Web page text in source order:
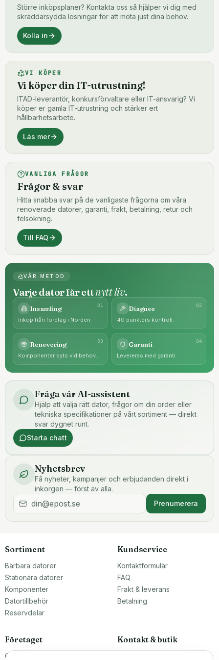
Större inköpsplaner? Kontakta oss så hjälper vi dig med
skräddarsydda lösningar för att möta just dina behov.
Kolla in
VI KÖPER
Vi köper din IT-utrustning!
ITAD-leverantör, konkursförvaltare eller IT-ansvarig? Vi
köper er gamla IT-utrustning och stärker ert
hållbarhetsarbete.
Läs mer
VANLIGA FRÅGOR
Frågor & svar
Hitta snabba svar på de vanligaste frågorna om våra
renoverade datorer, garanti, frakt, betalning, retur och
felsökning.
Till FAQ
VÅR METOD
Varje dator får ettnytt liv.
01
Insamling
Inköp från företag i Norden.
02
Diagnos
40 punkters kontroll.
03
Renovering
Komponenter byts vid behov.
04
Garanti
Levereras med garanti.
Fråga vår AI-assistent
Hjälp att välja rätt dator, frågor om din order eller
tekniska specifikationer på vårt sortiment — direkt
svar dygnet runt.
Starta chatt
Nyhetsbrev
Få nyheter, kampanjer och erbjudanden direkt i
inkorgen — först av alla.
Prenumerera
Sortiment
Bärbara datorer
Stationära datorer
Komponenter
Datortillbehör
Reservdelar
Kundservice
Kontaktformulär
FAQ
Frakt & leverans
Betalning
Företaget
Om oss
Kontakt & butik